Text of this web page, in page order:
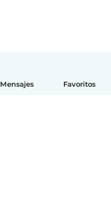
Mensajes Favoritos